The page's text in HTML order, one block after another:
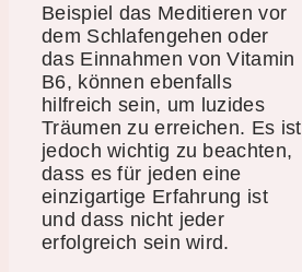
Beispiel das Meditieren vor
dem Schlafengehen oder
das Einnahmen von Vitamin
B6, können ebenfalls
hilfreich sein, um luzides
Träumen zu erreichen. Es ist
jedoch wichtig zu beachten,
dass es für jeden eine
einzigartige Erfahrung ist
und dass nicht jeder
erfolgreich sein wird.